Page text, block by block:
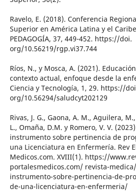
Ravelo, E. (2018). Conferencia
Superior en América Latina y el
PEDAGOGÍA, 37, 449-452. https://doi.
org/10.56219/rgp.vi37.744
Ríos, N., y Mosca, A. (2021).
contexto actual, enfoque desde la
Ciencia y Tecnología, 1, 29. https://
org/10.56294/saludcyt202129
Rivas, J. G., Gaona, A. M., Aguilera,
L., Omaña, D.M. y Romero, V. V.
instrumento sobre pertinencia de
una Licenciatura en Enfermería. Rev
Medicos.com. XVIII(1). https://
portalesmedicos.com/ revista-
instrumento-sobre-pertinencia-de-
de-una-licenciatura-en-enfermeria/